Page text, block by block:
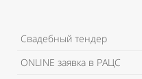
Свадебный тендер
ONLINE заявка в РАЦС